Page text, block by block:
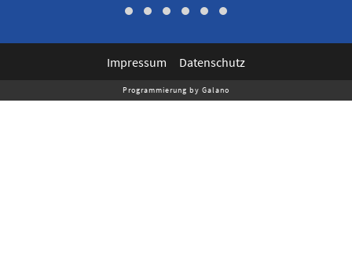
Impressum Datenschutz
Programmierung by Galano